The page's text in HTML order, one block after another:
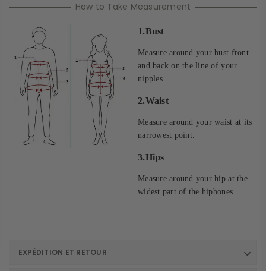
How to Take Measurement
1.Bust
Measure around your bust front
and back on the line of your
nipples.
2.Waist
Measure around your waist at its
narrowest point.
3.Hips
Measure around your hip at the
widest part of the hipbones.
EXPÉDITION ET RETOUR